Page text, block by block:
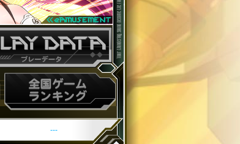
スコアランキング
---